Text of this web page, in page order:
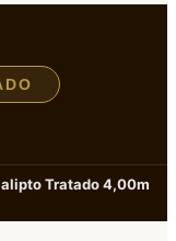
Tratado 4,00m